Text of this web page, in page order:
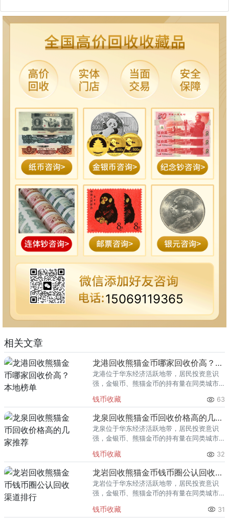
15069119365
相关文章
龙港回收熊猫金币哪家回收价高？本地榜单
龙港位于华东经济活跃地带，居民投资意识
强，金银币、熊猫金币的持有量在同类城市
熊猫金币的需求就明显升温，但鱼龙混杂的
回收渠道里，能精准识别版别溢
钱币收藏 63
龙泉回收熊猫金币回收价格高的几家推荐
龙泉位于华东经济活跃地带，居民投资意识
强，金银币、熊猫金币的持有量在同类城市
熊猫金币的需求就明显升温，但鱼龙混杂的
回收渠道里，能精准识别版别溢
钱币收藏 32
龙岩回收熊猫金币钱币圈公认回收渠道排行
龙岩位于华东经济活跃地带，居民投资意识
强，金银币、熊猫金币的持有量在同类城市
熊猫金币的需求就明显升温，但鱼龙混杂的
钱币收藏 31